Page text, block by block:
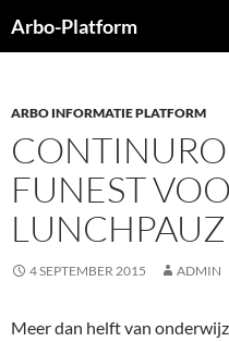
naar
Arbo-Platform
ARBO INFORMATIE PLATFORM
FUNEST
4 SEPTEMBER 2015 ADMIN
Meer dan helft van